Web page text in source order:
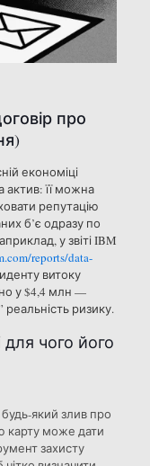
про
економіці
актив: її можна
репутацію
б’є одразу по
у звіті IBM
reports/data-
витоку
у $4,4 млн —
ризику.
чого його
який злив про
карту може дати
захисту